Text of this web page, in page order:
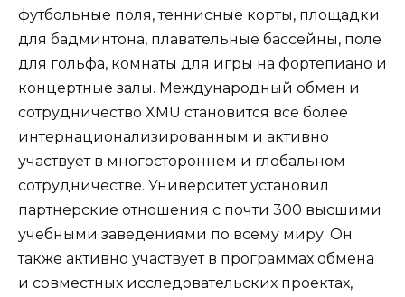
футбольные поля, теннисные корты, площадки
для бадминтона, плавательные бассейны, поле
для гольфа, комнаты для игры на фортепиано и
концертные залы. Международный обмен и
сотрудничество XMU становится все более
интернационализированным и активно
участвует в многостороннем и глобальном
сотрудничестве. Университет установил
партнерские отношения с почти 300 высшими
учебными заведениями по всему миру. Он
также активно участвует в программах обмена
и совместных исследовательских проектах,